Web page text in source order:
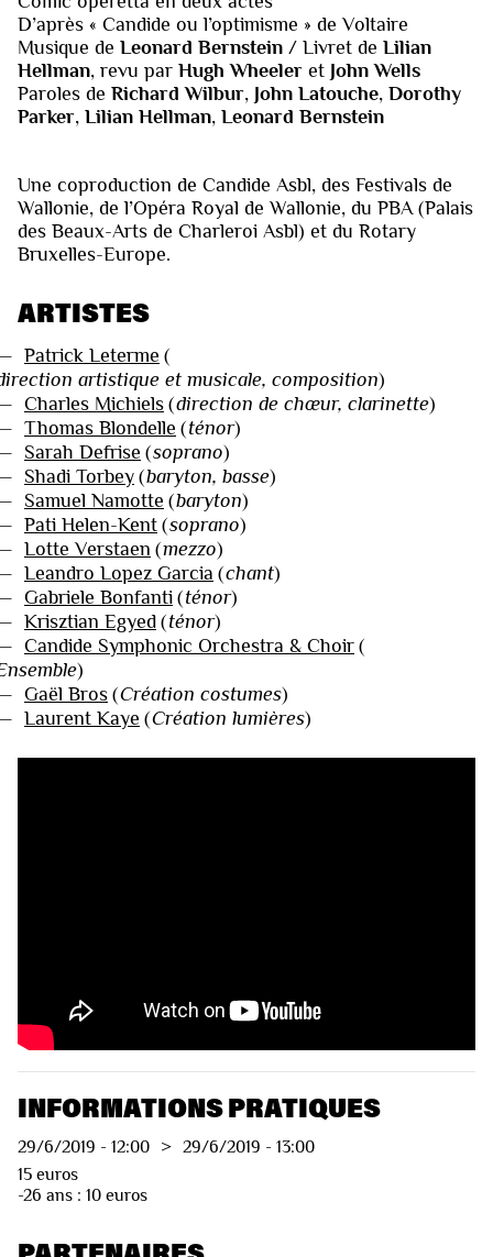
D’après « Candide ou l’optimisme » de Voltaire
Musique de Leonard Bernstein / Livret de Lilian
Hellman, revu par Hugh Wheeler et John Wells
Paroles de Richard Wilbur, John Latouche, Dorothy
Parker, Lilian Hellman, Leonard Bernstein
Une coproduction de Candide Asbl, des Festivals de
Wallonie, de l’Opéra Royal de Wallonie, du PBA (Palais
des Beaux-Arts de Charleroi Asbl) et du Rotary
Bruxelles-Europe.
ARTISTES
Patrick Leterme (
artistique et musicale, composition)
Charles Michiels (direction de chœur, clarinette)
Thomas Blondelle (ténor)
Sarah Defrise (soprano)
Shadi Torbey (baryton, basse)
Samuel Namotte (baryton)
Pati Helen-Kent (soprano)
Lotte Verstaen (mezzo)
Leandro Lopez Garcia (chant)
Gabriele Bonfanti (ténor)
Krisztian Egyed (ténor)
Candide Symphonic Orchestra & Choir (
)
Gaël Bros (Création costumes)
Laurent Kaye (Création lumières)
INFORMATIONS PRATIQUES
29/6/2019 - 12:00 > 29/6/2019 - 13:00
15 euros
-26 ans : 10 euros